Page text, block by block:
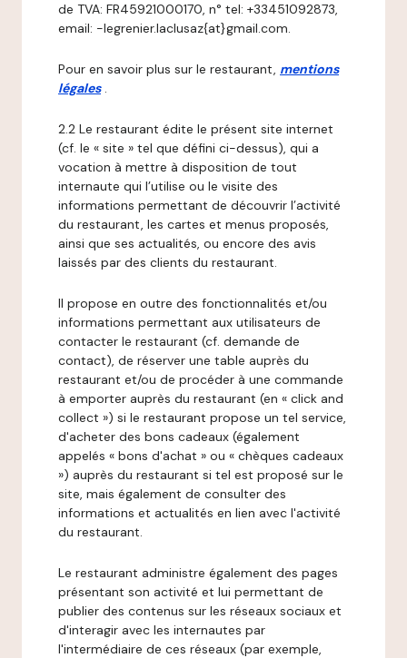
de TVA: FR45921000170, n° tel: +33451092873,
email: -legrenier.laclusaz{at}gmail.com.
Pour en savoir plus sur le restaurant, mentions
légales .
2.2 Le restaurant édite le présent site internet
(cf. le « site » tel que défini ci-dessus), qui a
vocation à mettre à disposition de tout
internaute qui l’utilise ou le visite des
informations permettant de découvrir l’activité
du restaurant, les cartes et menus proposés,
ainsi que ses actualités, ou encore des avis
laissés par des clients du restaurant.
Il propose en outre des fonctionnalités et/ou
informations permettant aux utilisateurs de
contacter le restaurant (cf. demande de
contact), de réserver une table auprès du
restaurant et/ou de procéder à une commande
à emporter auprès du restaurant (en « click and
collect ») si le restaurant propose un tel service,
d'acheter des bons cadeaux (également
appelés « bons d'achat » ou « chèques cadeaux
») auprès du restaurant si tel est proposé sur le
site, mais également de consulter des
informations et actualités en lien avec l'activité
du restaurant.
Le restaurant administre également des pages
présentant son activité et lui permettant de
publier des contenus sur les réseaux sociaux et
d'interagir avec les internautes par
l'intermédiaire de ces réseaux (par exemple,